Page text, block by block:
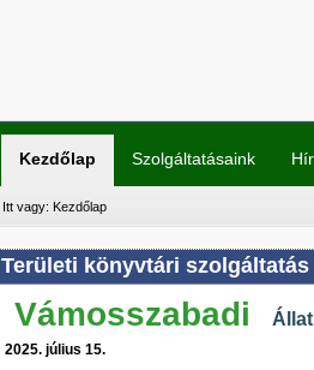
Kezdőlap Szolgáltatásaink
Itt vagy: Kezdőlap
Területi könyvtári szolgáltatás
Vámosszabadi
2025. július 15.